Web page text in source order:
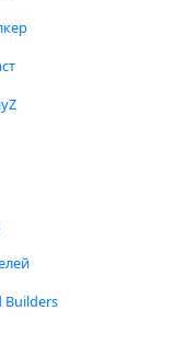
Builders